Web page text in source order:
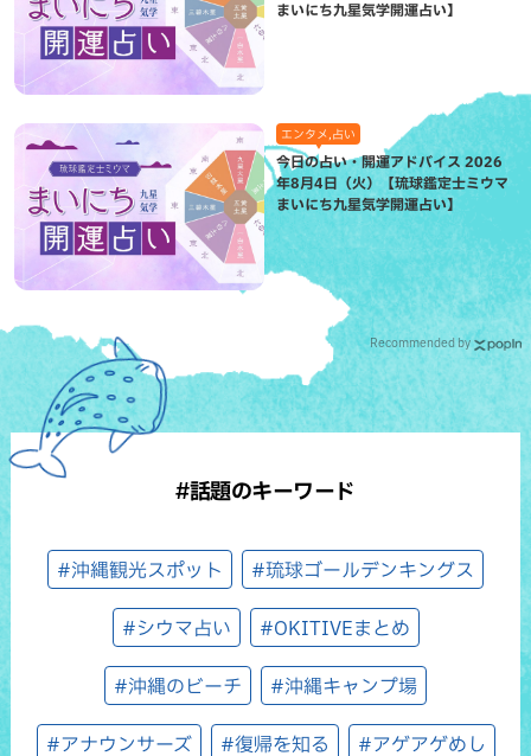
まいにち九星気学開運占い】
エンタメ,占い
今日の占い・開運アドバイス 2026
年8月4日（火）【琉球鑑定士ミウマ
まいにち九星気学開運占い】
Recommended by
#話題のキーワード
#沖縄観光スポット #琉球ゴールデンキングス
#シウマ占い #OKITIVEまとめ
#沖縄のビーチ #沖縄キャンプ場
#アナウンサーズ #復帰を知る #アゲアゲめし